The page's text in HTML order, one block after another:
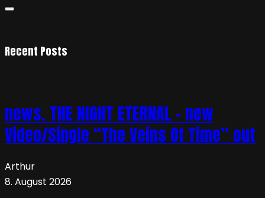
Recent Posts
news. THE NIGHT ETERNAL – new
Video/Single “The Veins Of Time” out
Arthur
8. August 2026